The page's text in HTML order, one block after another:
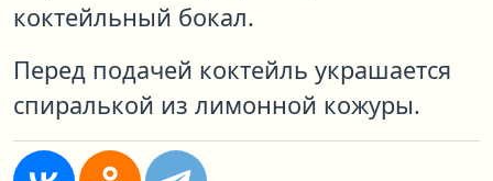
коктейльный бокал.
Перед подачей коктейль украшается
спиралькой из лимонной кожуры.